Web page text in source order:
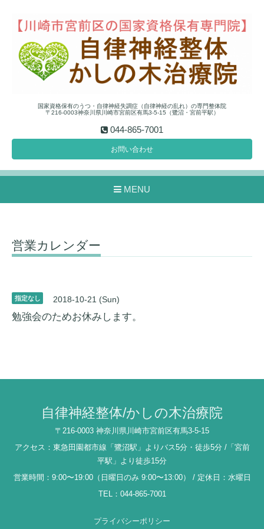
国家資格保有のうつ・自律神経失調症（自律神経の乱れ）の専門整体院
〒216-0003神奈川県川崎市宮前区有馬3-5-15（鷺沼・宮前平駅）
044-865-7001
お問い合わせ
MENU
営業カレンダー
指定なし 2018-10-21 (Sun)
勉強会のためお休みします。
自律神経整体/かしの木治療院
〒216-0003 神奈川県川崎市宮前区有馬3-5-15
アクセス：東急田園都市線「鷺沼駅」よりバス5分・徒歩5分 /「宮前
平駅」より徒歩15分
営業時間：9:00〜19:00（日曜日のみ 9:00〜13:00） / 定休日：水曜日
TEL：044-865-7001
プライバシーポリシー